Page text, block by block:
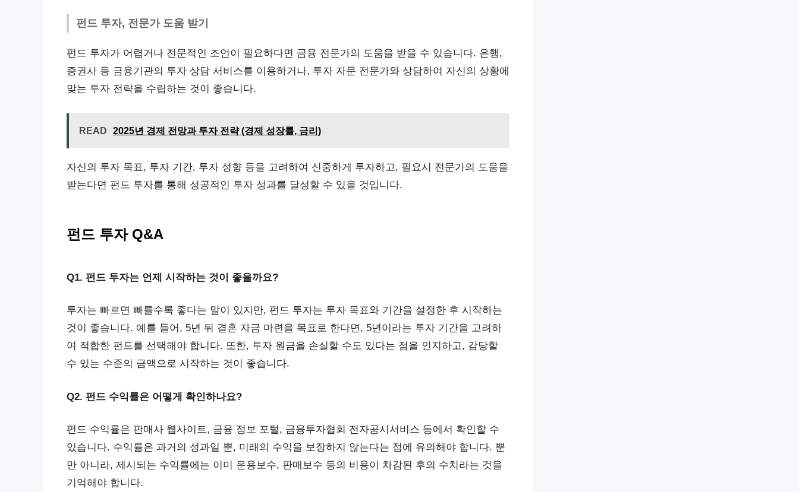
펀드 투자, 전문가 도움 받기
펀드 투자가 어렵거나 전문적인 조언이 필요하다면 금융 전문가의 도움을 받을 수 있습니다. 은행,
증권사 등 금융기관의 투자 상담 서비스를 이용하거나, 투자 자문 전문가와 상담하여 자신의 상황에
맞는 투자 전략을 수립하는 것이 좋습니다.
READ 2025년 경제 전망과 투자 전략 (경제 성장률, 금리)
자신의 투자 목표, 투자 기간, 투자 성향 등을 고려하여 신중하게 투자하고, 필요시 전문가의 도움을
받는다면 펀드 투자를 통해 성공적인 투자 성과를 달성할 수 있을 것입니다.
펀드 투자 Q&A
Q1. 펀드 투자는 언제 시작하는 것이 좋을까요?
투자는 빠르면 빠를수록 좋다는 말이 있지만, 펀드 투자는 투자 목표와 기간을 설정한 후 시작하는
것이 좋습니다. 예를 들어, 5년 뒤 결혼 자금 마련을 목표로 한다면, 5년이라는 투자 기간을 고려하
여 적합한 펀드를 선택해야 합니다. 또한, 투자 원금을 손실할 수도 있다는 점을 인지하고, 감당할
수 있는 수준의 금액으로 시작하는 것이 좋습니다.
Q2. 펀드 수익률은 어떻게 확인하나요?
펀드 수익률은 판매사 웹사이트, 금융 정보 포털, 금융투자협회 전자공시서비스 등에서 확인할 수
있습니다. 수익률은 과거의 성과일 뿐, 미래의 수익을 보장하지 않는다는 점에 유의해야 합니다. 뿐
만 아니라, 제시되는 수익률에는 이미 운용보수, 판매보수 등의 비용이 차감된 후의 수치라는 것을
기억해야 합니다.